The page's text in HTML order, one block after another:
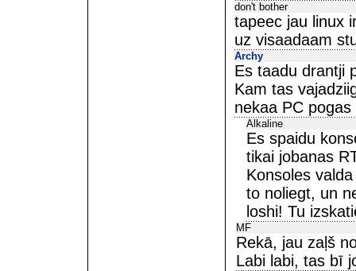
don't bother
tapeec jau linux
uz visaadaam
Archy
Es taadu drantji
Kam tas
nekaa PC
Alkaline
Es spaidu
tikai jobanas
Konsoles
to noliegt, un
loshi! Tu
MF
Rekā, jau zaļš
Labi labi, tas bī